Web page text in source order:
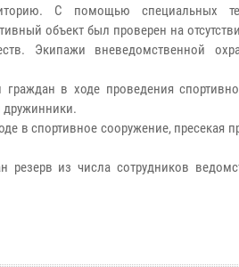
С помощью специальных
объект был проверен на
Экипажи вневедомственной
в ходе проведения
дружинники.
в спортивное сооружение, пресекая
из числа сотрудников